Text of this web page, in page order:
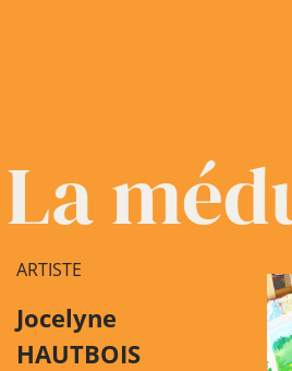
La
ARTISTE
Jocelyne
HAUTBOIS